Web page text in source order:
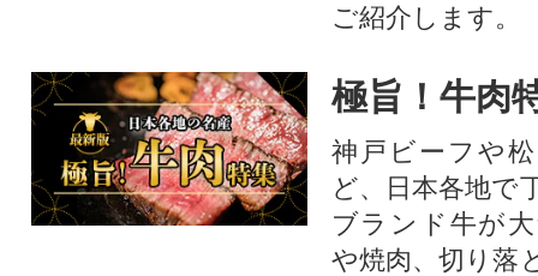
ご紹介します。
極旨！牛肉
神戸ビーフや
ど、日本各地で
ブランド牛が
や焼肉、切り落